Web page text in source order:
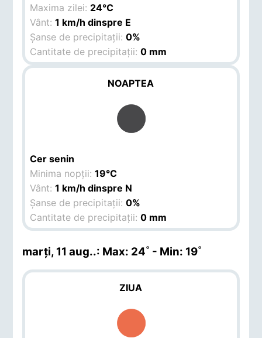
Maxima zilei: 24°C
Vânt:1 km/h dinspre E
Șanse de precipitații:0%
Cantitate de precipitații:0 mm
NOAPTEA
Cer senin
Minima nopții:19°C
Vânt:1 km/h dinspre N
Șanse de precipitații:0%
Cantitate de precipitații:0 mm
marți, 11 aug..: Max: 24˚ - Min: 19˚
ZIUA